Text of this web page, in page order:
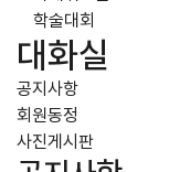
학술대회
대화실
공지사항
회원동정
사진게시판